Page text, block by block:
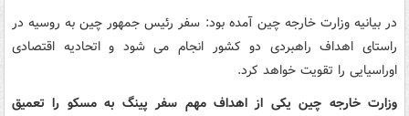
در بیانیه وزارت خارجه چین آمده بود: سفر رئیس جمهور چین به روسیه در
راستای اهداف راهبردی دو کشور انجام می‌ شود و اتحادیه اقتصادی
اوراسیایی را تقویت خواهد کرد.
وزارت خارجه چین یکی از اهداف مهم سفر پینگ به مسکو را تعمیق